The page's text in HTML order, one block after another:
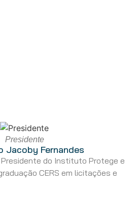
Presidente
Jacoby Fernandes
do Instituto Protege e
CERS em licitações e